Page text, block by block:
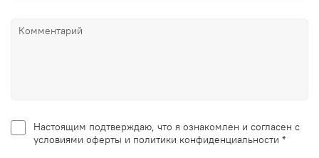
Настоящим подтверждаю, что я ознакомлен и согласен с
условиями оферты и политики конфиденциальности *